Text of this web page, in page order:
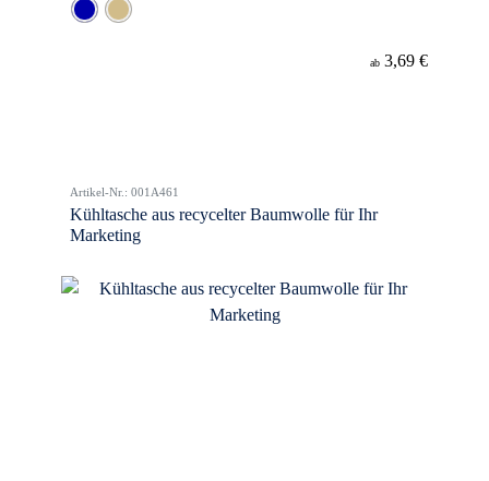
ab 3,69 €
Artikel-Nr.: 001A461
Kühltasche aus recycelter Baumwolle für Ihr
Marketing